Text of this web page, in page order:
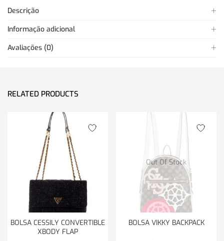
Descrição
Informação adicional
Avaliações (0)
RELATED PRODUCTS
BOLSA CESSILY CONVERTIBLE
XBODY FLAP
Out Of Stock
BOLSA VIKKY BACKPACK